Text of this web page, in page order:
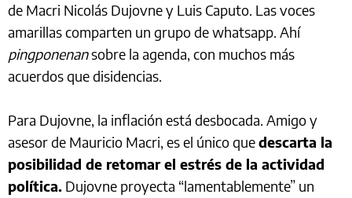
de Macri Nicolás Dujovne y Luis Caputo. Las voces
amarillas comparten un grupo de whatsapp. Ahí
pingponenansobre la agenda, con muchos más
acuerdos que disidencias.
Para Dujovne, la inflación está desbocada. Amigo y
asesor de Mauricio Macri, es el único quedescarta la
posibilidad de retomar el estrés de la actividad
política. Dujovne proyecta “lamentablemente” un